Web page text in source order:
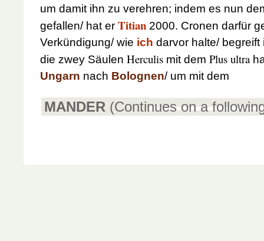
um damit ihn zu verehren; indem es nun
gefallen/ hat er Titian 2000. Cronen darfür
Verkündigung/ wie ich darvor halte/
die zwey Säulen Herculis mit dem Plus ultra
Ungarn nach Bolognen/ um mit dem
MANDER (Continues on a